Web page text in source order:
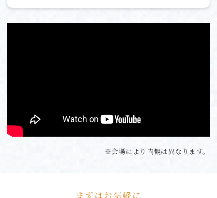
※会場により内観は異なります。
まずはお気軽に